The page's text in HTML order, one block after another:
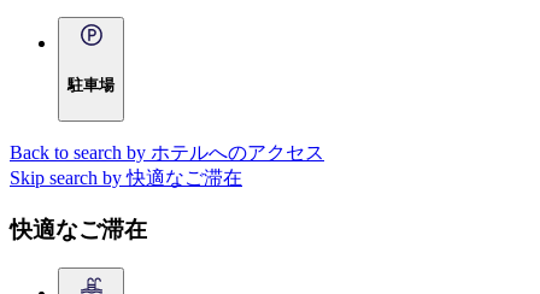
駐車場
Back to search by ホテルへのアクセス
Skip search by 快適なご滞在
快適なご滞在